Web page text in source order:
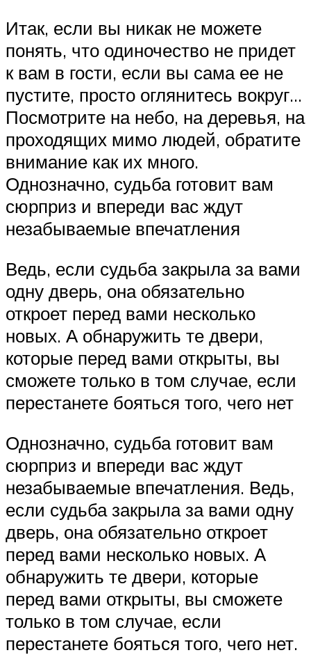
Итак, если вы никак не можете
понять, что одиночество не придет
к вам в гости, если вы сама ее не
пустите, просто оглянитесь вокруг…
Посмотрите на небо, на деревья, на
проходящих мимо людей, обратите
внимание как их много.
Однозначно, судьба готовит вам
сюрприз и впереди вас ждут
незабываемые впечатления
Ведь, если судьба закрыла за вами
одну дверь, она обязательно
откроет перед вами несколько
новых. А обнаружить те двери,
которые перед вами открыты, вы
сможете только в том случае, если
перестанете бояться того, чего нет
Однозначно, судьба готовит вам
сюрприз и впереди вас ждут
незабываемые впечатления. Ведь,
если судьба закрыла за вами одну
дверь, она обязательно откроет
перед вами несколько новых. А
обнаружить те двери, которые
перед вами открыты, вы сможете
только в том случае, если
перестанете бояться того, чего нет.